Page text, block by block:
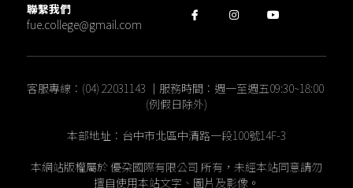
聯繫我們
fue.college@gmail.com
客服專線：(04) 22031143 ｜服務時間：週一至週五09:30~18:00
(例假日除外)
本部地址：台中市北區中清路一段100號14F-3
本網站版權屬於 優朶國際有限公司 所有，未經本站同意請勿
擅自使用本站文字、圖片及影像。